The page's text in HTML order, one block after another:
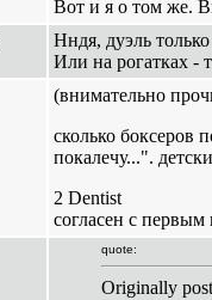
Вот и я о том же.
Нндя, дуэль
Или на рогатках -
(внимательно
сколько боксеров
покалечу...".
2 Dentist
согласен с
quote:
Originally